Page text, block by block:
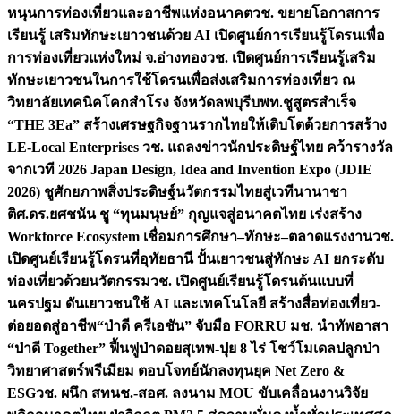
หนุนการท่องเที่ยวและอาชีพแห่งอนาคตวช. ขยายโอกาสการ
เรียนรู้ เสริมทักษะเยาวชนด้วย AI เปิดศูนย์การเรียนรู้โดรนเพื่อ
การท่องเที่ยวแห่งใหม่ จ.อ่างทองวช. เปิดศูนย์การเรียนรู้เสริม
ทักษะเยาวชนในการใช้โดรนเพื่อส่งเสริมการท่องเที่ยว ณ
วิทยาลัยเทคนิคโคกสำโรง จังหวัดลพบุรีบพท.ชูสูตรสำเร็จ
“THE 3Ea” สร้างเศรษฐกิจฐานรากไทยให้เติบโตด้วยการสร้าง
LE-Local Enterprises วช. แถลงข่าวนักประดิษฐ์ไทย คว้ารางวัล
จากเวที 2026 Japan Design, Idea and Invention Expo (JDIE
2026) ชูศักยภาพสิ่งประดิษฐ์นวัตกรรมไทยสู่เวทีนานาชา
ติศ.ดร.ยศชนัน ชู “ทุนมนุษย์” กุญแจสู่อนาคตไทย เร่งสร้าง
Workforce Ecosystem เชื่อมการศึกษา–ทักษะ–ตลาดแรงงานวช.
เปิดศูนย์เรียนรู้โดรนที่อุทัยธานี ปั้นเยาวชนสู่ทักษะ AI ยกระดับ
ท่องเที่ยวด้วยนวัตกรรมวช. เปิดศูนย์เรียนรู้โดรนต้นแบบที่
นครปฐม ดันเยาวชนใช้ AI และเทคโนโลยี สร้างสื่อท่องเที่ยว-
ต่อยอดสู่อาชีพ“ป่าดี ครีเอชัน” จับมือ FORRU มช. นำทัพอาสา
“ป่าดี Together” ฟื้นฟูป่าดอยสุเทพ-ปุย 8 ไร่ โชว์โมเดลปลูกป่า
วิทยาศาสตร์พรีเมียม ตอบโจทย์นักลงทุนยุค Net Zero &
ESGวช. ผนึก สทนช.-สอศ. ลงนาม MOU ขับเคลื่อนงานวิจัย